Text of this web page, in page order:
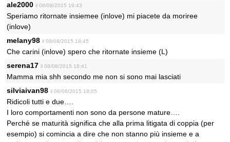
ale2000 il 08/08/2015 19:43
Speriamo ritornate insiemee (inlove) mi piacete da moriree
(inlove)
melany98 il 08/08/2015 18:45
Che carini (inlove) spero che ritornate insieme (L)
serena17 il 08/08/2015 18:41
Mamma mia shh secondo me non si sono mai lasciati
silviaivan98 il 08/08/2015 18:05
Ridicoli tutti e due….
I loro comportamenti non sono da persone mature….
Perché se maturità significa che alla prima litigata di coppia (per
esempio) si comincia a dire che non stanno più insieme e a